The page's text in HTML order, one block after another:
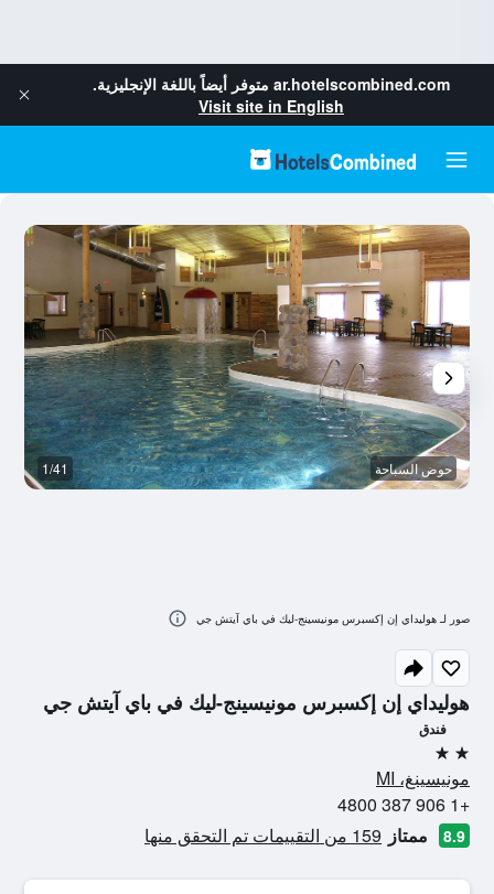
ar.hotelscombined.com متوفر أيضاً باللغة الإنجليزية.
Visit site in English
هوليداي إن إكسبرس مونيسينج-ليك في باي آيتش جي
فندق
2 نجمتين
مونيسينغ، MI
+1 906 387 4800
8.9 ممتاز 159 من التقييمات تم التحقق منها
حوض السباحة 1/41
صور لـ هوليداي إن إكسبرس مونيسينج-ليك في باي آيتش جي